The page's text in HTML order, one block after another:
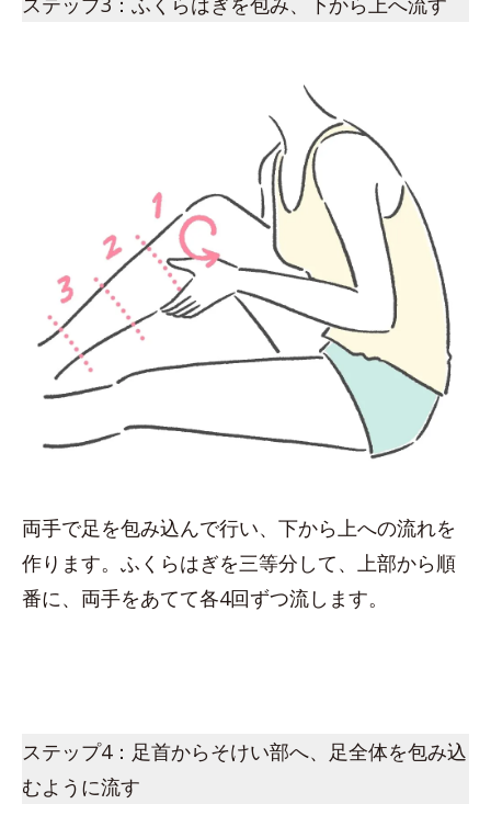
両手で足を包み込んで行い、下から上への流れを
作ります。ふくらはぎを三等分して、上部から順
番に、両手をあてて各4回ずつ流します。
ステップ4：足首からそけい部へ、足全体を包み込
むように流す